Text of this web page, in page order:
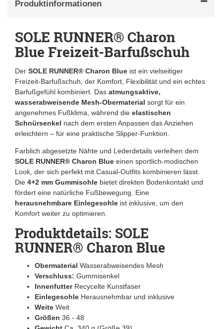
Produktinformationen
SOLE RUNNER® Charon
Blue Freizeit-Barfußschuh
Der SOLE RUNNER® Charon Blue ist ein vielseitiger
Freizeit-Barfußschuh, der Komfort, Flexibilität und ein echtes
Barfußgefühl kombiniert. Das atmungsaktive,
wasserabweisende Mesh-Obermaterial sorgt für ein
angenehmes Fußklima, während die elastischen
Schnürsenkel nach dem ersten Anpassen das Anziehen
erleichtern – für eine praktische Slipper-Funktion.
Farblich abgesetzte Nähte und Lederdetails verleihen dem
SOLE RUNNER® Charon Blue einen sportlich-modischen
Look, der sich perfekt mit Casual-Outfits kombinieren lässt.
Die 4+2 mm Gummisohle bietet direkten Bodenkontakt und
fördert eine natürliche Fußbewegung. Eine
herausnehmbare Einlegesohle ist inklusive, um den
Komfort weiter zu optimieren.
Produktdetails: SOLE
RUNNER® Charon Blue
Obermaterial Wasserabweisendes Mesh
Verschluss: Gummisenkel
InnenfutterRecycelte Kunstfaser
Einlegesohle Herausnehmbar und inklusive
Weite Weit
Größen 36 - 48